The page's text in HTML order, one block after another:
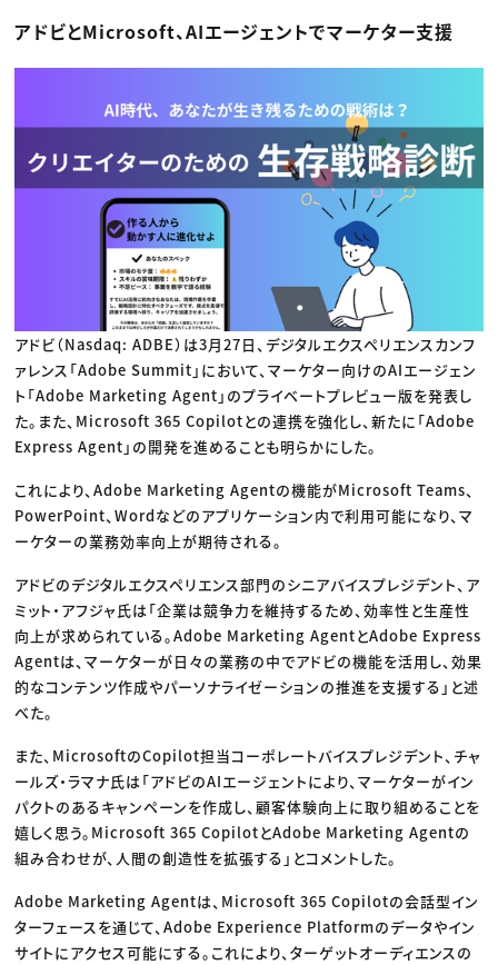
編集・ライティング
マーケティング
業界解説・キャリア事情
Webクリエイター
アプリクリエイター
映像クリエイター
クリエイターインタビュー
C＆R Magazine
セミナー
ニュース・トレンド トップ
Web
映像
ゲーム・エンタメ
広告
CREATIVE VILLAGEからのお知らせ
プロフェッショナル×つながる×メディア
アドビとMicrosoft、AIエージェントでマーケター支援
アドビ（Nasdaq: ADBE）は3月27日、デジタルエクスペリエンスカンフ
ァレンス「Adobe Summit」において、マーケター向けのAIエージェン
ト「Adobe Marketing Agent」のプライベートプレビュー版を発表し
た。また、Microsoft 365 Copilotとの連携を強化し、新たに「Adobe
Express Agent」の開発を進めることも明らかにした。
これにより、Adobe Marketing Agentの機能がMicrosoft Teams、
PowerPoint、Wordなどのアプリケーション内で利用可能になり、マ
ーケターの業務効率向上が期待される。
アドビのデジタルエクスペリエンス部門のシニアバイスプレジデント、ア
ミット・アフジャ氏は「企業は競争力を維持するため、効率性と生産性
向上が求められている。Adobe Marketing AgentとAdobe Express
Agentは、マーケターが日々の業務の中でアドビの機能を活用し、効果
的なコンテンツ作成やパーソナライゼーションの推進を支援する」と述
べた。
また、MicrosoftのCopilot担当コーポレートバイスプレジデント、チャ
ールズ・ラマナ氏は「アドビのAIエージェントにより、マーケターがイン
パクトのあるキャンペーンを作成し、顧客体験向上に取り組めることを
嬉しく思う。Microsoft 365 CopilotとAdobe Marketing Agentの
組み合わせが、人間の創造性を拡張する」とコメントした。
Adobe Marketing Agentは、Microsoft 365 Copilotの会話型イン
ターフェースを通じて、Adobe Experience Platformのデータやイン
サイトにアクセス可能にする。これにより、ターゲットオーディエンスの